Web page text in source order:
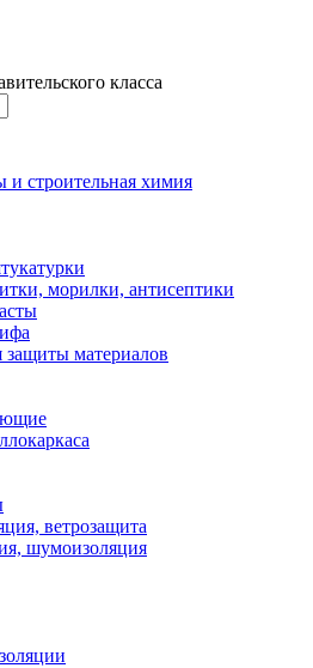
класса
и строительная химия
морилки, антисептики
материалов
ветрозащита
шумоизоляция